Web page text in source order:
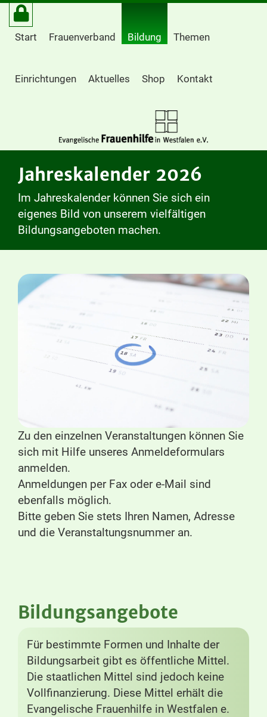
Start Frauenverband Bildung Themen
Einrichtungen Aktuelles Shop Kontakt
Jahreskalender 2026
Im Jahreskalender können Sie sich ein
eigenes Bild von unserem vielfältigen
Bildungsangeboten machen.
Zu den einzelnen Veranstaltungen können Sie
sich mit Hilfe unseres Anmeldeformulars
anmelden.
Anmeldungen per Fax oder e-Mail sind
ebenfalls möglich.
Bitte geben Sie stets Ihren Namen, Adresse
und die Veranstaltungsnummer an.
Bildungsangebote
Für bestimmte Formen und Inhalte der
Bildungsarbeit gibt es öffentliche Mittel.
Die staatlichen Mittel sind jedoch keine
Vollfinanzierung. Diese Mittel erhält die
Evangelische Frauenhilfe in Westfalen e.